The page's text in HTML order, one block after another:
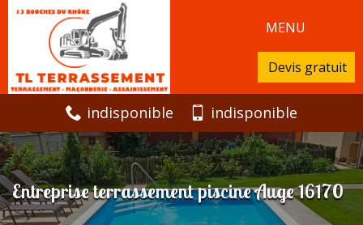
MENU
Devis gratuit
indisponible indisponible
Entreprise terrassement piscine Auge 16170